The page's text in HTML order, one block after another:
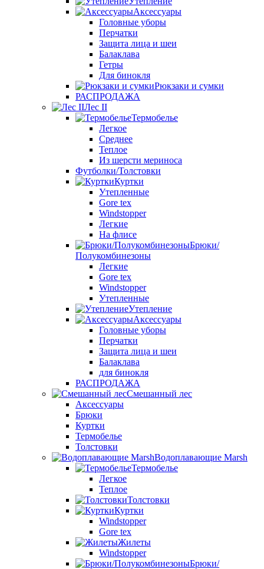
Аксессуары
Головные уборы
Перчатки
Защита лица и шеи
Балаклава
Гетры
Для бинокля
Рюкзаки и сумки
РАСПРОДАЖА
Лес II
Термобелье
Легкое
Среднее
Теплое
Из шерсти мериноса
Футболки/Толстовки
Куртки
Утепленные
Gore tex
Windstopper
Легкие
На флисе
Брюки/
Полукомбинезоны
Легкие
Gore tex
Windstopper
Утепленные
Утепление
Аксессуары
Головные уборы
Перчатки
Защита лица и шеи
Балаклава
для бинокля
РАСПРОДАЖА
Смешанный лес
Аксессуары
Брюки
Куртки
Термобелье
Толстовки
Водоплавающие Marsh
Термобелье
Легкое
Теплое
Толстовки
Куртки
Windstopper
Gore tex
Жилеты
Windstopper
Брюки/